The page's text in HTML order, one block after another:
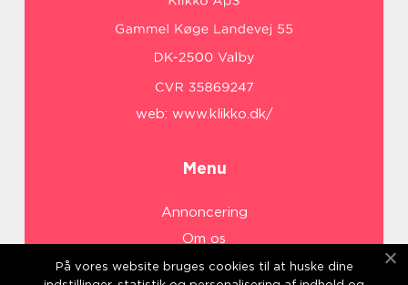
web: www.klikko.dk/
Menu
Annoncering
Om os
Cookies
På vores website bruges cookies til at huske dine